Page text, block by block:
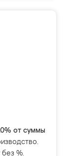
от суммы
без %.